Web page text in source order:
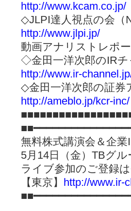
http://www.kcam.co.jp/
◇JLPI達人視点の会（
http://www.jlpi.jp/
動画アナリストレポ
◇金田一洋次郎のIR
http://www.ir-
◇金田一洋次郎の証券
http://ameblo.jp/kcr-inc/
無料株式講演会＆企
5月14日（金）TBグ
ライブ参加のご登録
【東京】 http://www.ir-